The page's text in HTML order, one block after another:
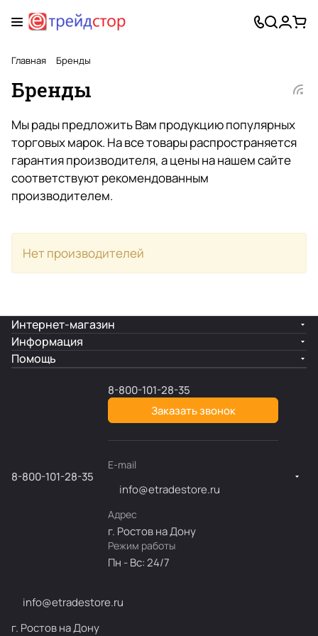
Главная Бренды
Бренды
Мы рады предложить Вам продукцию популярных
торговых марок. На все товары распространяется
гарантия производителя, а цены на нашем сайте
соответствуют рекомендованным
производителем.
Нет производителей
Интернет-магазин
Информация
Помощь
8-800-101-28-35
8-800-101-28-35
Заказать звонок
E-mail
info@etradestore.ru
Адрес
г. Ростов на Дону
Режим работы
Пн - Вс: 24/7
info@etradestore.ru
г. Ростов на Дону